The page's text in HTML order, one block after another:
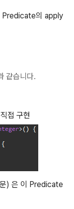
Predicate의 apply
같습니다.
접 구현
) 은 이 Predicate